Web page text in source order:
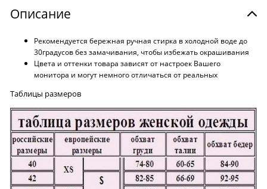
Описание
Рекомендуется бережная ручная стирка в холодной воде до
30градусов без замачивания, чтобы избежать окрашивания
Цвета и оттенки товара зависят от настроек Вашего
монитора и могут немного отличаться от реальных
Таблицы размеров